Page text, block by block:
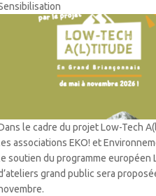
le cadre du projet Low-Tech
les associations EKO! et
le soutien du programme européen
grand public sera